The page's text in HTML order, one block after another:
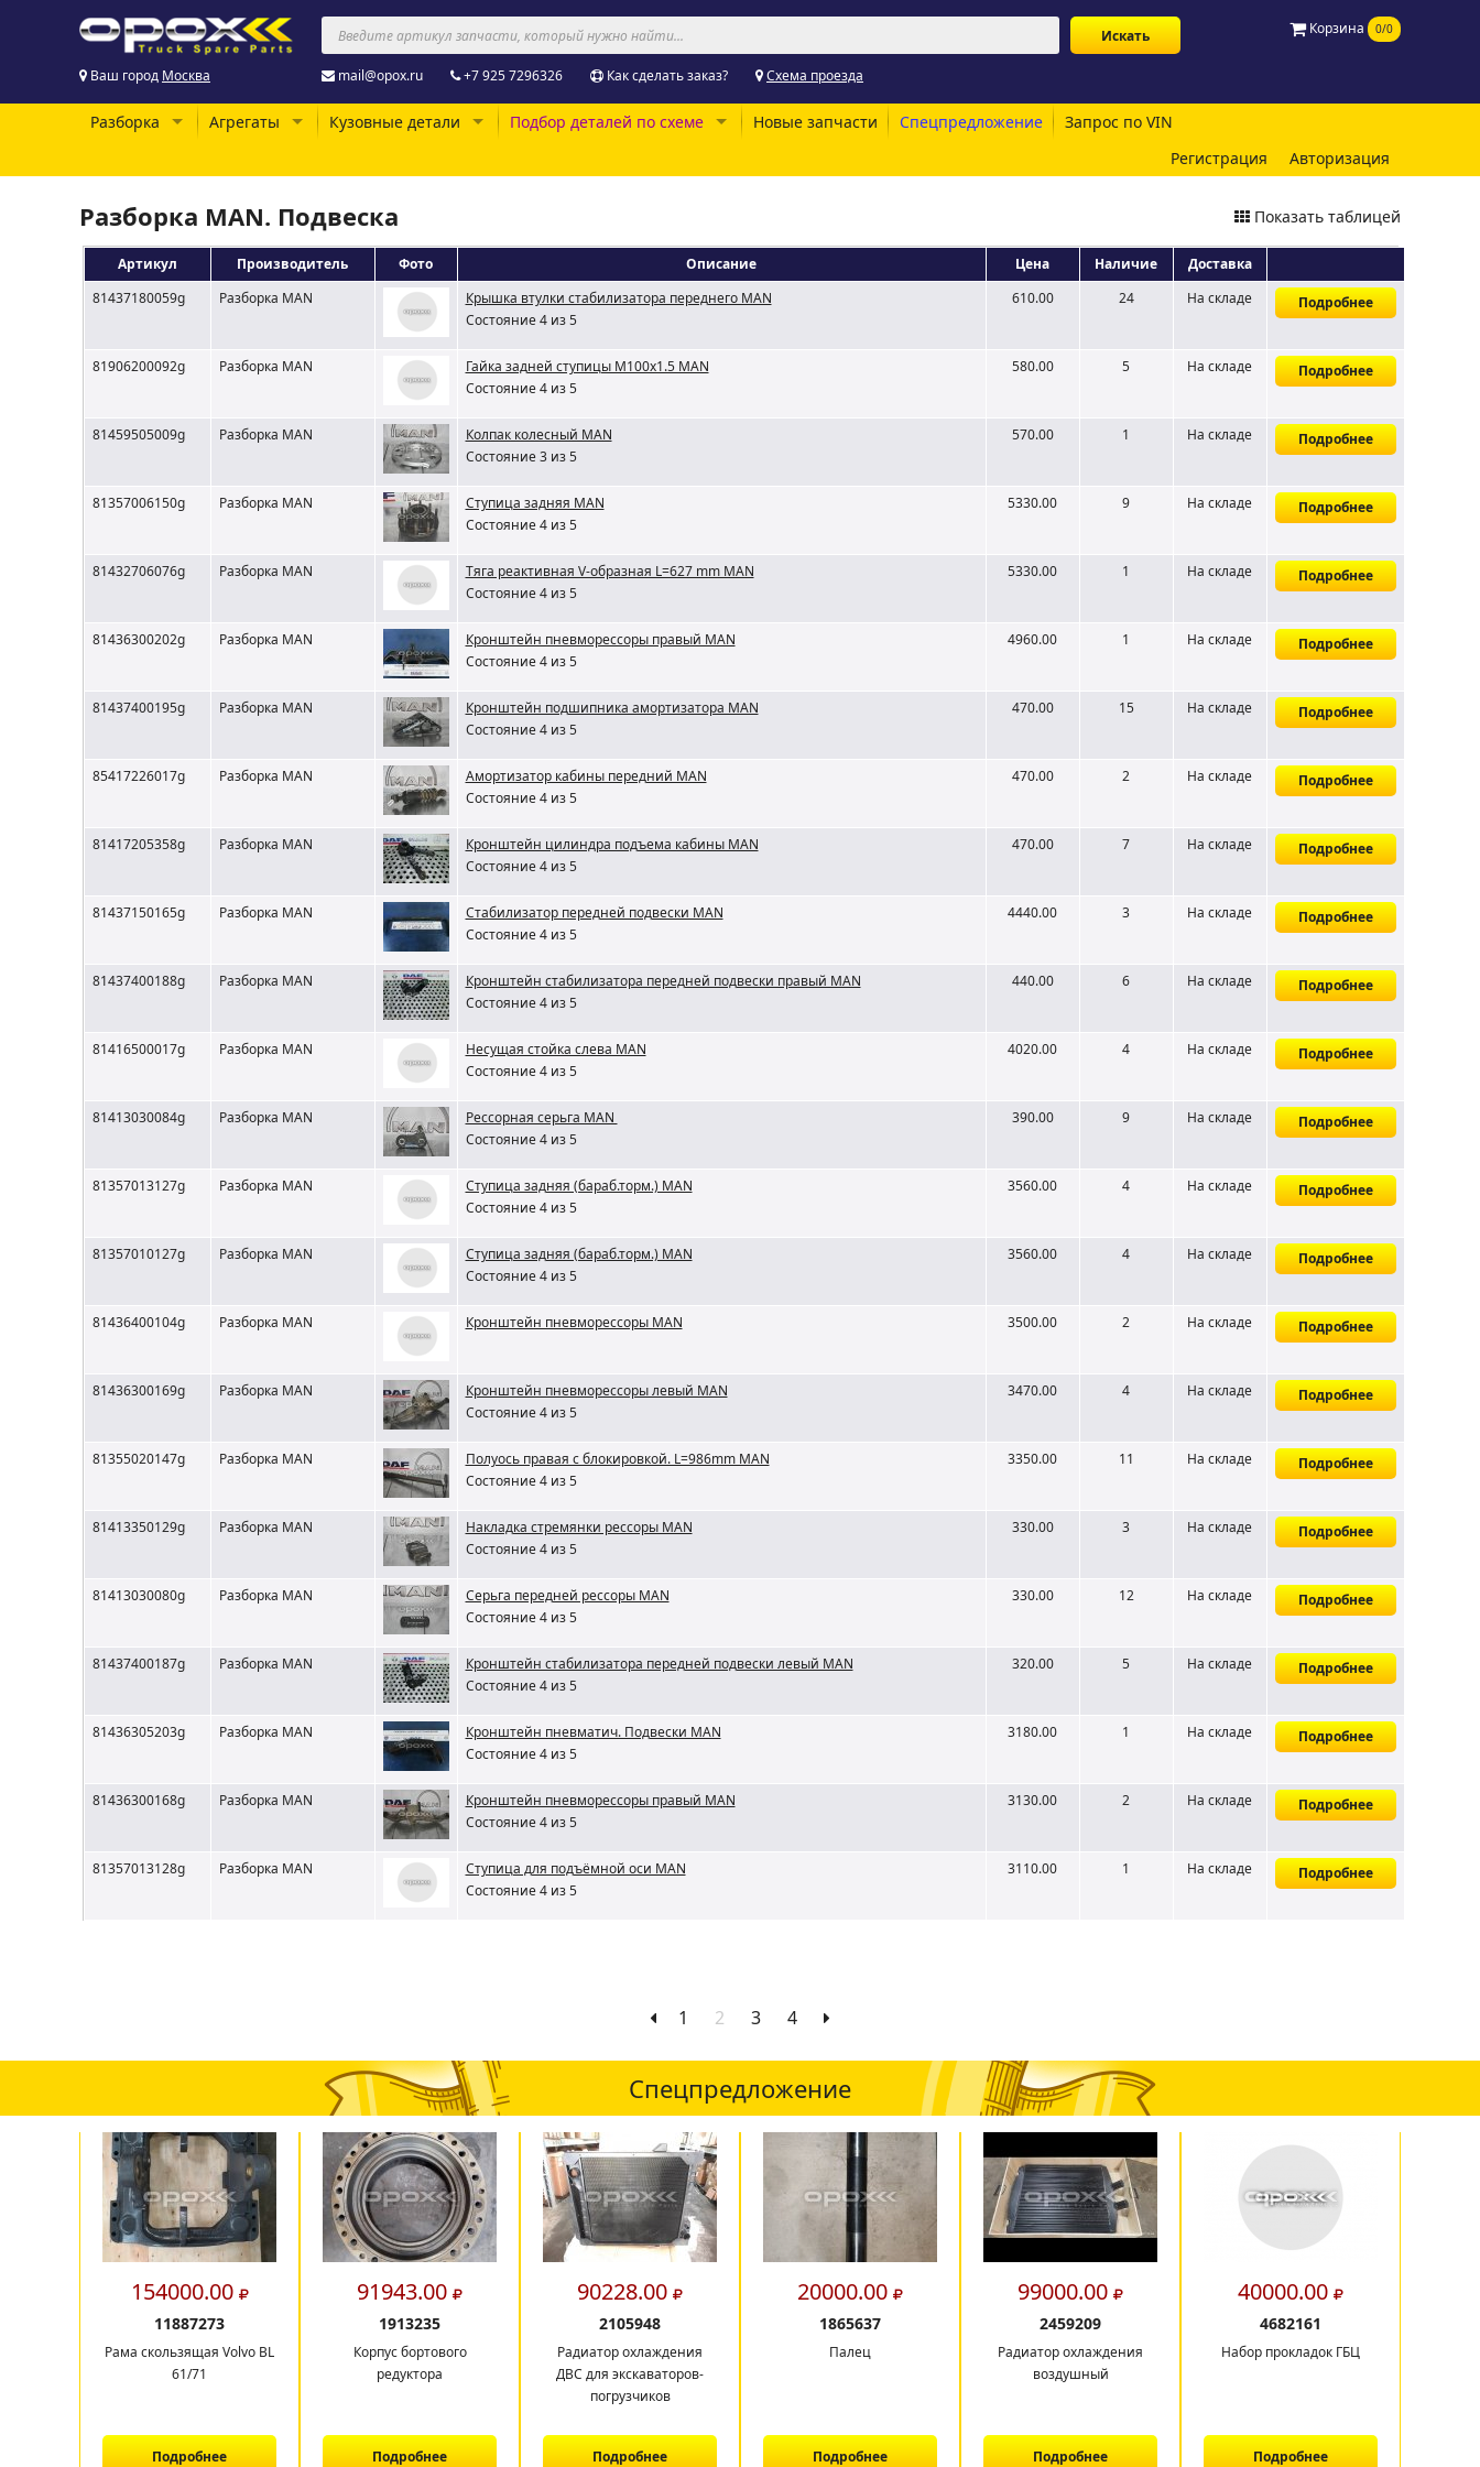
Корзина 0/0
Ваш город Москва mail@opox.ru +7 925 7296326 Как сделать заказ? Схема проезда
Разборка Агрегаты Кузовные детали Подбор деталей по схеме Новые запчасти Спецпредложение
Запрос по VIN
Регистрация
Авторизация
Разборка MAN. Подвеска Показать таблицей
Артикул Производитель Фото Описание Цена Наличие
Доставка
81437180059g
Разборка MAN
Крышка втулки стабилизатора переднего MAN
Состояние 4 из 5
610.00 24 На складе Подробнее
81906200092g Разборка MAN
Гайка задней ступицы М100х1.5 MAN
Состояние 4 из 5
580.00 5 На складе Подробнее
81459505009g Разборка MAN
Колпак колесный MAN
Состояние 3 из 5
570.00 1 На складе Подробнее
81357006150g Разборка MAN
Ступица задняя MAN
Состояние 4 из 5
5330.00 9 На складе Подробнее
81432706076g Разборка MAN
Тяга реактивная V-образная L=627 mm MAN
Состояние 4 из 5
5330.00 1 На складе Подробнее
81436300202g Разборка MAN
Кронштейн пневморессоры правый MAN
Состояние 4 из 5
4960.00 1 На складе Подробнее
81437400195g Разборка MAN
Кронштейн подшипника амортизатора MAN
Состояние 4 из 5
470.00 15 На складе Подробнее
85417226017g Разборка MAN
Амортизатор кабины передний MAN
Состояние 4 из 5
470.00 2 На складе Подробнее
81417205358g Разборка MAN
Кронштейн цилиндра подъема кабины MAN
Состояние 4 из 5
470.00 7 На складе Подробнее
81437150165g Разборка MAN
Стабилизатор передней подвески MAN
Состояние 4 из 5
4440.00 3 На складе Подробнее
81437400188g Разборка MAN
Кронштейн стабилизатора передней подвески правый MAN
Состояние 4 из 5
440.00 6 На складе Подробнее
81416500017g Разборка MAN
Несущая стойка слева MAN
Состояние 4 из 5
4020.00 4 На складе Подробнее
81413030084g Разборка MAN
Рессорная серьга MAN
Состояние 4 из 5
390.00 9 На складе Подробнее
81357013127g Разборка MAN
Ступица задняя (бараб.торм.) MAN
Состояние 4 из 5
3560.00 4 На складе Подробнее
81357010127g Разборка MAN
Ступица задняя (бараб.торм.) MAN
Состояние 4 из 5
3560.00 4 На складе Подробнее
81436400104g Разборка MAN Кронштейн пневморессоры MAN 3500.00 2 На складе Подробнее
81436300169g Разборка MAN
Кронштейн пневморессоры левый MAN
Состояние 4 из 5
3470.00 4 На складе Подробнее
81355020147g Разборка MAN
Полуось правая с блокировкой. L=986mm MAN
Состояние 4 из 5
3350.00 11 На складе Подробнее
81413350129g Разборка MAN
Накладка стремянки рессоры MAN
Состояние 4 из 5
330.00 3 На складе Подробнее
81413030080g Разборка MAN
Серьга передней рессоры MAN
Состояние 4 из 5
330.00 12 На складе Подробнее
81437400187g Разборка MAN
Кронштейн стабилизатора передней подвески левый MAN
Состояние 4 из 5
320.00 5 На складе Подробнее
81436305203g Разборка MAN
Кронштейн пневматич. Подвески MAN
Состояние 4 из 5
3180.00 1 На складе Подробнее
81436300168g Разборка MAN
Кронштейн пневморессоры правый MAN
Состояние 4 из 5
3130.00 2 На складе Подробнее
81357013128g Разборка MAN
Ступица для подъёмной оси MAN
Состояние 4 из 5
3110.00 1 На складе Подробнее
1 2 3 4
Спецпредложение
154000.00
11887273
Рама скользящая Volvo BL
61/71
Подробнее
91943.00
1913235
Корпус бортового
редуктора
Подробнее
90228.00
2105948
Радиатор охлаждения
ДВС для экскаваторов-
погрузчиков
Подробнее
20000.00
1865637
Палец
Подробнее
99000.00
2459209
Радиатор охлаждения
воздушный
Подробнее
40000.00
4682161
Набор прокладок ГБЦ
Подробнее